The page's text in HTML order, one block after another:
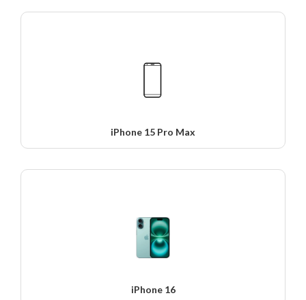
iPhone 15 Pro Max
iPhone 16